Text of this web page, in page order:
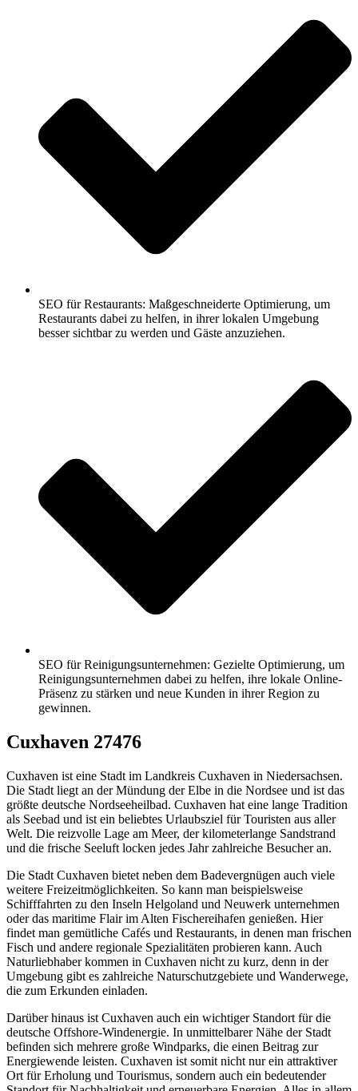
SEO für Restaurants: Maßgeschneiderte Optimierung, um
Restaurants dabei zu helfen, in ihrer lokalen Umgebung
besser sichtbar zu werden und Gäste anzuziehen.
SEO für Reinigungsunternehmen: Gezielte Optimierung, um
Reinigungsunternehmen dabei zu helfen, ihre lokale Online-
Präsenz zu stärken und neue Kunden in ihrer Region zu
gewinnen.
Cuxhaven 27476
Cuxhaven ist eine Stadt im Landkreis Cuxhaven in Niedersachsen.
Die Stadt liegt an der Mündung der Elbe in die Nordsee und ist das
größte deutsche Nordseeheilbad. Cuxhaven hat eine lange Tradition
als Seebad und ist ein beliebtes Urlaubsziel für Touristen aus aller
Welt. Die reizvolle Lage am Meer, der kilometerlange Sandstrand
und die frische Seeluft locken jedes Jahr zahlreiche Besucher an.
Die Stadt Cuxhaven bietet neben dem Badevergnügen auch viele
weitere Freizeitmöglichkeiten. So kann man beispielsweise
Schifffahrten zu den Inseln Helgoland und Neuwerk unternehmen
oder das maritime Flair im Alten Fischereihafen genießen. Hier
findet man gemütliche Cafés und Restaurants, in denen man frischen
Fisch und andere regionale Spezialitäten probieren kann. Auch
Naturliebhaber kommen in Cuxhaven nicht zu kurz, denn in der
Umgebung gibt es zahlreiche Naturschutzgebiete und Wanderwege,
die zum Erkunden einladen.
Darüber hinaus ist Cuxhaven auch ein wichtiger Standort für die
deutsche Offshore-Windenergie. In unmittelbarer Nähe der Stadt
befinden sich mehrere große Windparks, die einen Beitrag zur
Energiewende leisten. Cuxhaven ist somit nicht nur ein attraktiver
Ort für Erholung und Tourismus, sondern auch ein bedeutender